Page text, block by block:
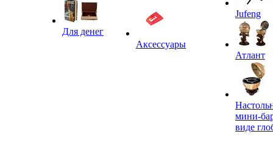
Для денег
Аксессуары
Jufeng
Атлант
мини-
виде